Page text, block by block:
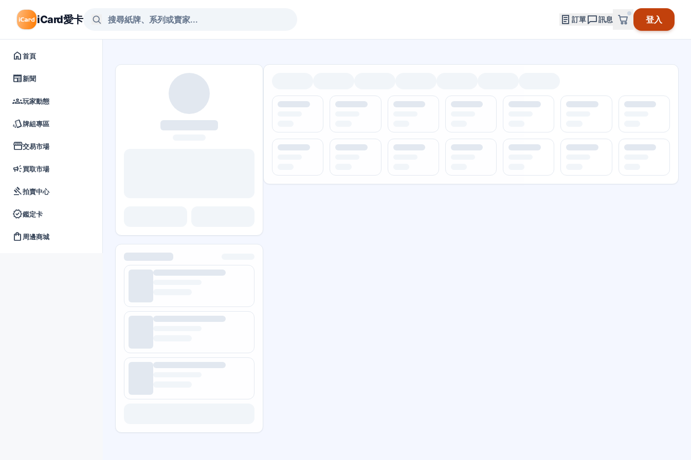
iCard愛卡 訂單 訊息 登入
home首頁
newspaper新聞
groups玩家動態
style牌組專區
storefront交易市場
campaign買取市場
gavel拍賣中心
verified鑑定卡
shopping_bag 周邊商城